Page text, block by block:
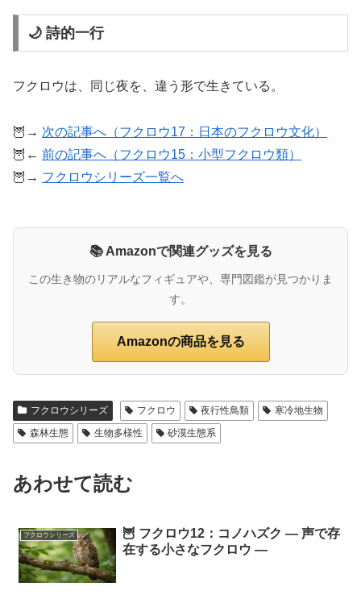
🌙 詩的一行
フクロウは、同じ夜を、違う形で生きている。
🦉→ 次の記事へ（フクロウ17：日本のフクロウ文化）
🦉← 前の記事へ（フクロウ15：小型フクロウ類）
🦉→ フクロウシリーズ一覧へ
📚 Amazonで関連グッズを見る
この生き物のリアルなフィギュアや、専門図鑑が見つかりま
す。
Amazonの商品を見る
フクロウシリーズ フクロウ 夜行性鳥類
寒冷地生物
森林生態
生物多様性 砂漠生態系
あわせて読む
フクロウシリーズ
🦉 フクロウ12：コノハズク ― 声で存
在する小さなフクロウ ―